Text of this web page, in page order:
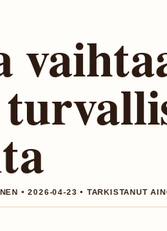
• 2026-04-23 • TARKISTANUT